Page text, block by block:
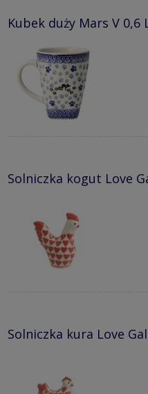
Kubek duży Mars V 0,6
Solniczka kogut Love
Solniczka kura Love